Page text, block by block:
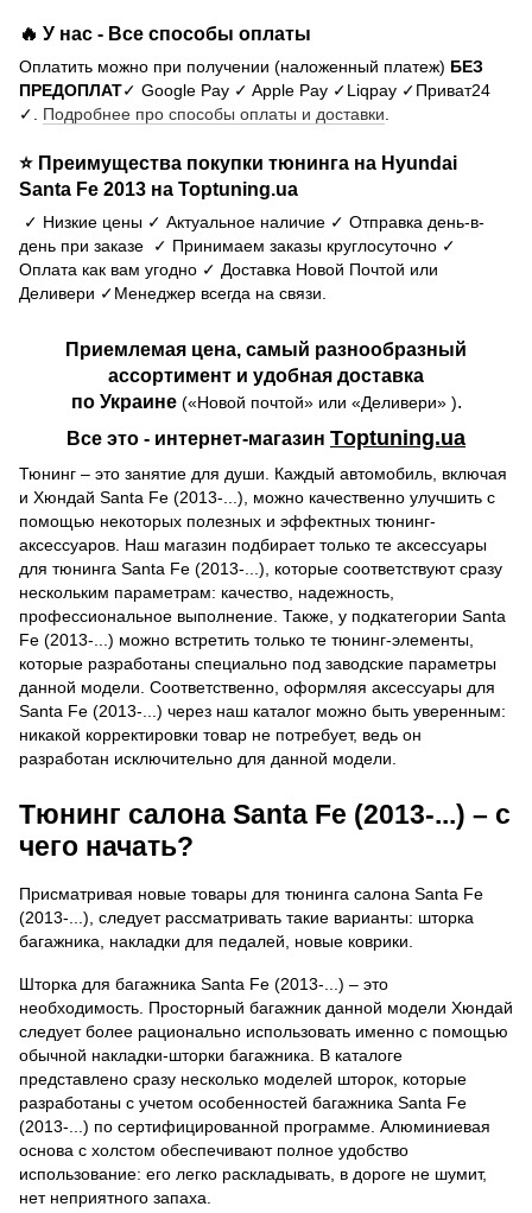
🔥 У нас - Все способы оплаты
Оплатить можно при получении (наложенный платеж) БЕЗ
ПРЕДОПЛАТ✓ Google Pay ✓ Apple Pay ✓Liqpay ✓Приват24
✓. Подробнее про способы оплаты и доставки
⭐ Преимущества покупки тюнинга на Hyundai
Santa Fe 2013 на Toptuning.ua
✓ Низкие цены ✓ Актуальное наличие ✓ Отправка день-в-
день при заказе ✓ Принимаем заказы круглосуточно ✓
Оплата как вам угодно ✓ Доставка Новой Почтой или
Деливери ✓Менеджер всегда на связи.
Приемлемая цена, самый разнообразный
ассортимент и удобная доставка
по Украине («Новой почтой» или «Деливери» ).
Все это - интернет-магазин Тoptuning.ua
Тюнинг – это занятие для души. Каждый автомобиль, включая
и Хюндай Santa Fe (2013-...), можно качественно улучшить с
помощью некоторых полезных и эффектных тюнинг-
аксессуаров. Наш магазин подбирает только те аксессуары
для тюнинга Santa Fe (2013-...), которые соответствуют сразу
нескольким параметрам: качество, надежность,
профессиональное выполнение. Также, у подкатегории Santa
Fe (2013-...) можно встретить только те тюнинг-элементы,
которые разработаны специально под заводские параметры
данной модели. Соответственно, оформляя аксессуары для
Santa Fe (2013-...) через наш каталог можно быть уверенным:
никакой корректировки товар не потребует, ведь он
разработан исключительно для данной модели.
Тюнинг салона Santa Fe (2013-...) – с
чего начать?
Присматривая новые товары для тюнинга салона Santa Fe
(2013-...), следует рассматривать такие варианты: шторка
багажника, накладки для педалей, новые коврики.
Шторка для багажника Santa Fe (2013-...) – это
необходимость. Просторный багажник данной модели Хюндай
следует более рационально использовать именно с помощью
обычной накладки-шторки багажника. В каталоге
представлено сразу несколько моделей шторок, которые
разработаны с учетом особенностей багажника Santa Fe
(2013-...) по сертифицированной программе. Алюминиевая
основа с холстом обеспечивают полное удобство
использование: его легко раскладывать, в дороге не шумит,
нет неприятного запаха.